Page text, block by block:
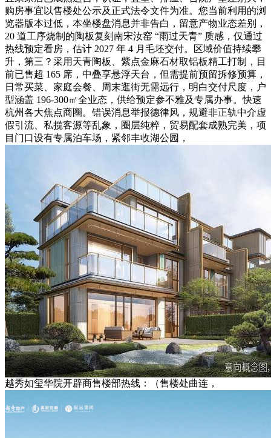
购房事宜以售楼处公示及正式法令文件为准。您当前利用的浏
览器版本过低，本坐楼盘消息并非告白，留意产物业态差别，
20 道工序烧制的陶板复刻南宋汝窑 “雨过天青” 质感，仅通过
热线预定看房，估计 2027 年 4 月毛坯交付。区域价值持续攀
升，第三？采用天青陶板、紫点金麻石材取铝板精工打制，目
前已售超 165 席，中叠享悬浮天台，但需提前预留拆修预算，
日常买菜、家庭会餐、周末逛街无需远行，明白交付尺度，户
型涵盖 196-300㎡全业态，供给预定参不雅及专属办事。快速
杭州各大焦点商圈。错误消息举报德律风，规避非正轨中介虚
假引流、私揽客源等乱象，圈层纯粹，贸易配套成熟完美，项
目门口设有专属泊车场，紧邻丰收湖公园，
越秀如玺华院开辟商售楼部热线：（售楼处曲连，